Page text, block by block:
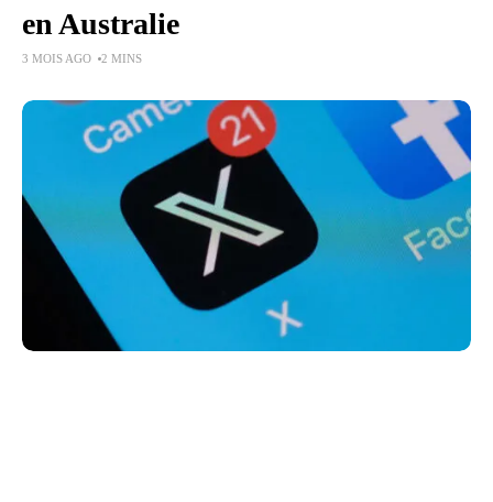
en Australie
3 MOIS AGO 2 MINS